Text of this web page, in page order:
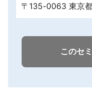
〒135-0063 東京
このセ